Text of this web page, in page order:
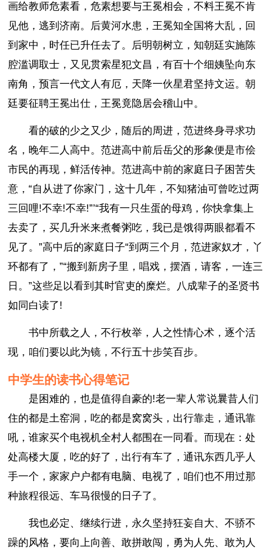
画给教师危素看，危素想要与王冕相会，不料王冕不肯
见他，逃到济南。后黄河水患，王冕知全国将大乱，回
到家中，时任已升任去了。后明朝树立，知朝廷实施陈
腔滥调取士，又见贯索星犯文昌，有百十个细姨坠向东
南角，预言一代文人有厄，天降一伙星君坚持文运。朝
廷要征聘王冕出仕，王冕竟隐居会稽山中。
看的破的少之又少，随后的周进，范进终身寻求功
名，晚年二人高中。范进高中前后岳父的形象便是市侩
市民的再现，鲜活传神。范进高中前的家庭日子困苦失
意，“自从进了你家门，这十几年，不知猪油可曾吃过两
三回哩!不幸!不幸!”’“我有一只生蛋的母鸡，你快拿集上
去卖了，买几升米来煮餐粥吃，我已是饿得两眼都看不
见了。”高中后的家庭日子“到两三个月，范进家奴才，丫
环都有了，”“搬到新房子里，唱戏，摆酒，请客，一连三
日。”这些足以看到其时官吏的糜烂。八成辈子的圣贤书
如同白读了!
书中所载之人，不行枚举，人之性情心术，逐个活
现，咱们要以此为镜，不行五十步笑百步。
中学生的读书心得笔记
是困难的，也是值得自豪的!老一辈人常说曩昔人们
住的都是土窑洞，吃的都是窝窝头，出行靠走，通讯靠
吼，谁家买个电视机全村人都围在一同看。而现在：处
处高楼大厦，吃的好了，出行有车了，通讯东西几乎人
手一个，家家户户都有电脑、电视了，咱们也不用过那
种旅程很远、车马很慢的日子了。
我也必定、继续行进，永久坚持狂妄自大、不骄不
躁的风格，要向上向善、敢拼敢闯，勇为人先、敢为人